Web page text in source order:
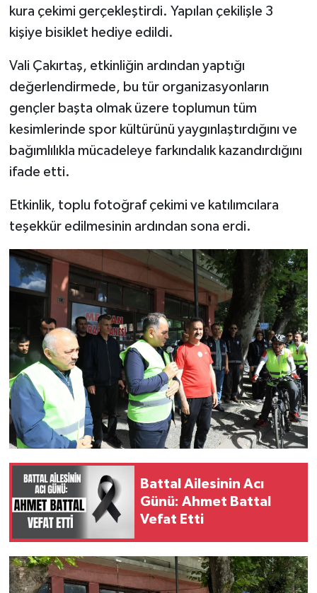
kura çekimi gerçekleştirdi. Yapılan çekilişle 3
kişiye bisiklet hediye edildi.
Vali Çakırtaş, etkinliğin ardından yaptığı
değerlendirmede, bu tür organizasyonların
gençler başta olmak üzere toplumun tüm
kesimlerinde spor kültürünü yaygınlaştırdığını ve
bağımlılıkla mücadeleye farkındalık kazandırdığını
ifade etti.
Etkinlik, toplu fotoğraf çekimi ve katılımcılara
teşekkür edilmesinin ardından sona erdi.
Battal Ailesinin Acı
Günü: Ahmet Battal
Vefat Etti